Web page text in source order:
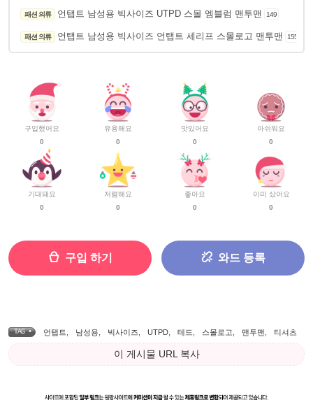
패션 의류 언탭트 남성용 빅사이즈 UTPD 스몰 엠블럼 맨투맨 149
패션 의류 언탭트 남성용 빅사이즈 언탭트 세리프 스몰로고 맨투맨 155
구입했어요
0
기대돼요
0
유용해요
0
저렴해요
0
맛있어요
0
좋아요
0
아쉬워요
0
이미 샀어요
0
구입 하기 와드 등록
TAG • 언탭트 남성용 빅사이즈 UTPD 테드 스몰로고 맨투맨 티셔츠
이 게시물 URL 복사